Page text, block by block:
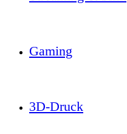
Gaming
3D-Druck